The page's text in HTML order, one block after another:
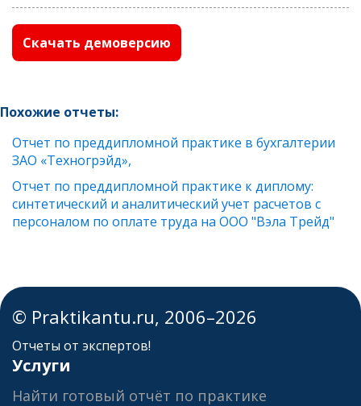
Скачать демоверсию
Похожие отчеты:
Отчет по преддипломной практике в бухгалтерии
ЗАО «Техногрэйд»,
Отчет по преддипломной практике к диплому:
синтетический и аналитический учет расчетов с
персоналом по оплате труда на ООО "Вэла Трейд"
© Praktikantu.ru, 2006–2026
Отчеты от экспертов!
Услуги
Найти готовый отчёт по практике